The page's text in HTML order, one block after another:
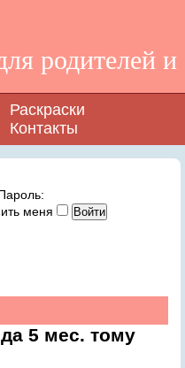
родителей и
Раскраски
Контакты
меня
5 мес. тому